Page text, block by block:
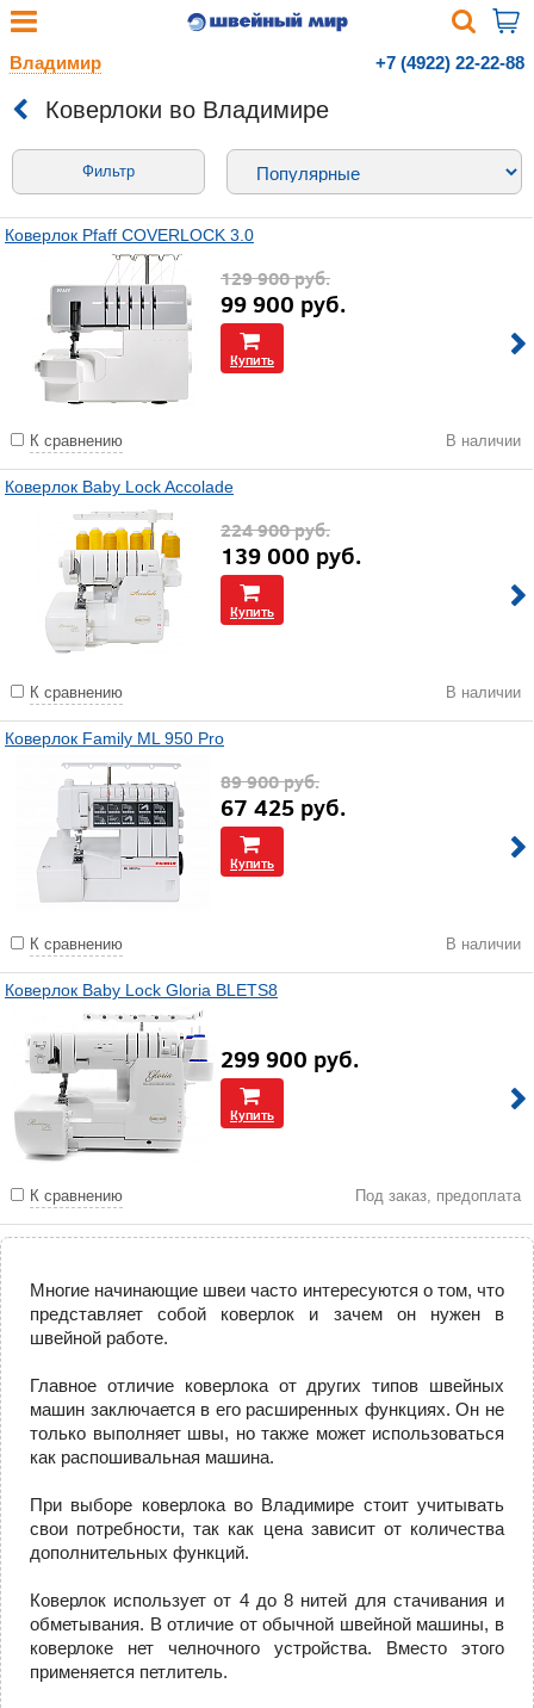
Владимир +7 (4922) 22-22-88
Коверлоки во Владимире
Фильтр
Коверлок Pfaff COVERLOCK 3.0
129 900руб.
99 900 руб.
Купить
К сравнению В наличии
Коверлок Baby Lock Accolade
224 900руб.
139 000 руб.
Купить
К сравнению В наличии
Коверлок Family ML 950 Pro
89 900руб.
67 425 руб.
Купить
К сравнению В наличии
Коверлок Baby Lock Gloria BLETS8
299 900 руб.
Купить
К сравнению Под заказ, предоплата
Многие начинающие швеи часто интересуются о том, что
представляет собой коверлок и зачем он нужен в
швейной работе.
Главное отличие коверлока от других типов швейных
машин заключается в его расширенных функциях. Он не
только выполняет швы, но также может использоваться
как распошивальная машина.
При выборе коверлока во Владимире стоит учитывать
свои потребности, так как цена зависит от количества
дополнительных функций.
Коверлок использует от 4 до 8 нитей для стачивания и
обметывания. В отличие от обычной швейной машины, в
коверлоке нет челночного устройства. Вместо этого
применяется петлитель.